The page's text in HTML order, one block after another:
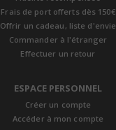
Frais de port offerts dès 150€
Offrir un cadeau, liste d'envie
Commander à l'étranger
Effectuer un retour
ESPACE PERSONNEL
Créer un compte
Accéder à mon compte